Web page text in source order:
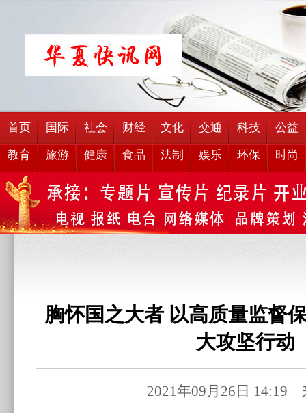
首页 国际 社会 财经 文化 交通 科技 公益
教育 旅游 健康 食品 法制 娱乐 环保 时尚
胸怀国之大者 以高质量监督
大攻坚行动
2021年09月26日 14:19